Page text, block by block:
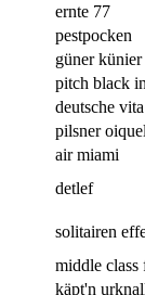
ernte 77
pestpocken
güner künier
pitch black
deutsche vita
pilsner
air miami
detlef
solitairen
middle class
käpt'n